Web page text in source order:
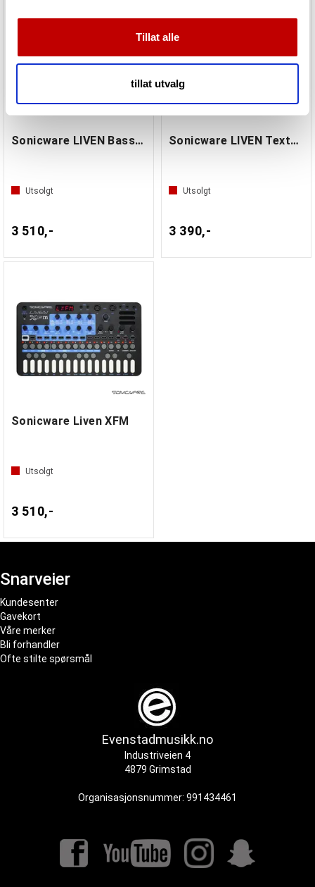
vårt, med partnerne våre innen sosiale medier,
annonsering og analysearbeid, som kan kombinere den
med annen informasjon du har gjort tilgjengelig for dem,
Tillat alle
tillat utvalg
Sonicware LIVEN Bass & Beats
Utsolgt
3 510,-
Sonicware LIVEN Texture Lab
Utsolgt
3 390,-
Sonicware Liven XFM
Utsolgt
3 510,-
Snarveier
Kundesenter
Gavekort
Våre merker
Bli forhandler
Ofte stilte spørsmål
Evenstadmusikk.no
Industriveien 4
4879 Grimstad
Organisasjonsnummer: 991434461